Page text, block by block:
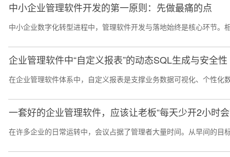
中小企业管理软件开发的第一原则：先做最痛的点
中小企业数字化转型进程中，管理软件开发与落地始终是核心环节
企业管理软件中“自定义报表”的动态SQL生成与安全性
在企业管理软件体系中，自定义报表是支撑业务数据可视化、个性
一套好的企业管理软件，应该让老板“每天少开2小时会
在许多企业的日常运转中，会议占据了管理者大量时间。从早间的